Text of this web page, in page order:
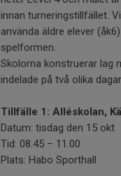
innan turneringstillfället.
använda äldre elever
spelformen.
Skolorna konstruerar lag
indelade på två olika
Tillfälle 1: Alléskolan,
Datum: tisdag den 15 okt
Tid: 08.45 – 11.00
Plats: Habo Sporthall